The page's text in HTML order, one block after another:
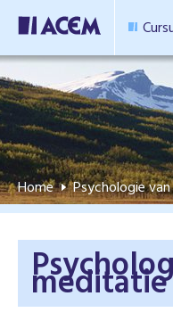
Home Psychologie
meditatie